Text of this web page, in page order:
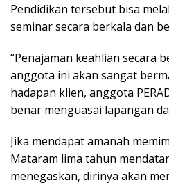
Pendidikan tersebut bisa
seminar secara berkala dan
“Penajaman keahlian secara
anggota ini akan sangat
hadapan klien, anggota
benar menguasai lapangan
Jika mendapat amanah
Mataram lima tahun
menegaskan, dirinya akan